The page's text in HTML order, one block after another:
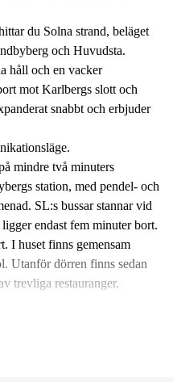
du Solna strand, beläget
och Huvudsta.
håll och en vacker
mot Karlbergs slott och
snabbt och erbjuder
mindre två minuters
station, med pendel- och
SL:s bussar stannar vid
endast fem minuter bort.
I huset finns gemensam
Utanför dörren finns sedan
trevliga restauranger.